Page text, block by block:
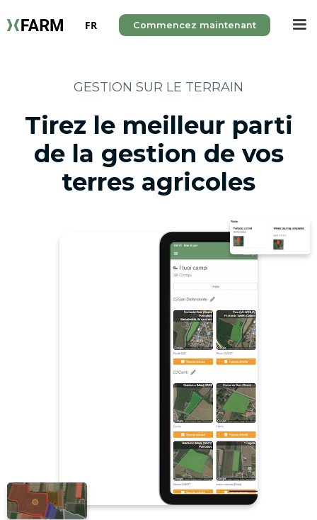
FR Commencez maintenant
GESTION SUR LE TERRAIN
Tirez le meilleur parti
de la gestion de vos
terres agricoles